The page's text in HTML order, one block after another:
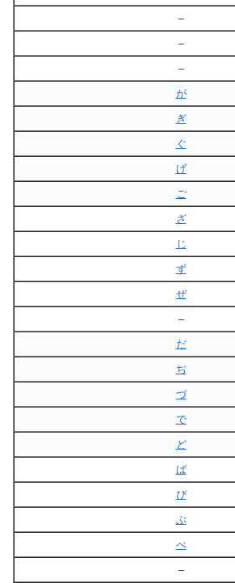
–
–
–
が
ぎ
ぐ
げ
ご
ざ
じ
ず
ぜ
–
だ
ぢ
づ
で
ど
ば
び
ぶ
べ
–